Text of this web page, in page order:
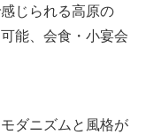
じられる高原の
能、会食・小宴会
ダニズムと風格が